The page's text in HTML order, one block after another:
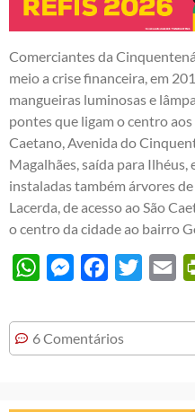
Comerciantes da
meio a crise financeira, em
mangueiras luminosas e
pontes que ligam o centro
Caetano, Avenida do
Magalhães, saída para
instaladas também árvores
Lacerda, de acesso ao São
o centro da cidade ao bairro
WhatsAppMessengerFacebook
Twitter
6 Comentários